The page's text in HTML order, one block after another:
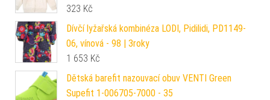
323 Kč
Dívčí lyžařská kombinéza LODI, Pidilidi, PD1149-
06, vínová - 98 | 3roky
1 653 Kč
Dětská barefit nazouvací obuv VENTI Green
Supefit 1-006705-7000 - 35